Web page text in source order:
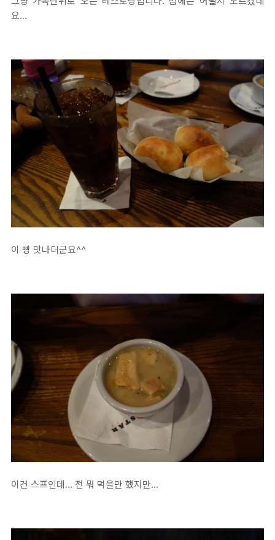
요...
이 빵 맛나더군요^^
이건 스프인데... 전 뭐 먹을만 했지만...